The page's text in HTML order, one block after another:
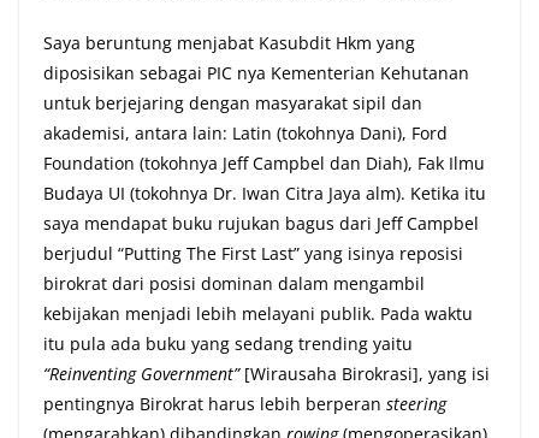
Saya beruntung menjabat Kasubdit Hkm yang
diposisikan sebagai PIC nya Kementerian Kehutanan
untuk berjejaring dengan masyarakat sipil dan
akademisi, antara lain: Latin (tokohnya Dani), Ford
Foundation (tokohnya Jeff Campbel dan Diah), Fak Ilmu
Budaya UI (tokohnya Dr. Iwan Citra Jaya alm). Ketika itu
saya mendapat buku rujukan bagus dari Jeff Campbel
berjudul “Putting The First Last” yang isinya reposisi
birokrat dari posisi dominan dalam mengambil
kebijakan menjadi lebih melayani publik. Pada waktu
itu pula ada buku yang sedang trending yaitu
“Reinventing Government” [Wirausaha Birokrasi], yang isi
pentingnya Birokrat harus lebih berperan steering